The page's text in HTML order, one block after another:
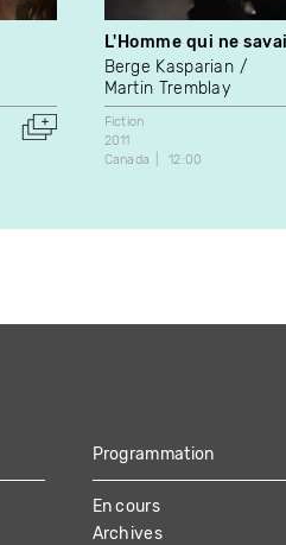
L'Homme qui ne
Berge Kasparian
Martin Tremblay
Fiction
2011
Canada
12:00
Programmation
En cours
Archives